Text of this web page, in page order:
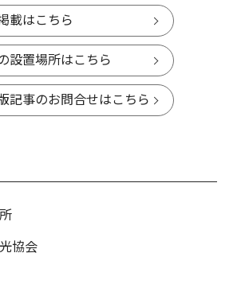
載はこちら
設置場所はこちら
記事のお問合せはこちら
協会